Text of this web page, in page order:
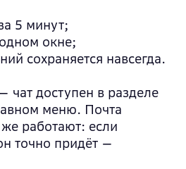
5 минут;
окне;
сохраняется навсегда.
чат доступен в разделе
меню. Почта
работают: если
точно придёт —